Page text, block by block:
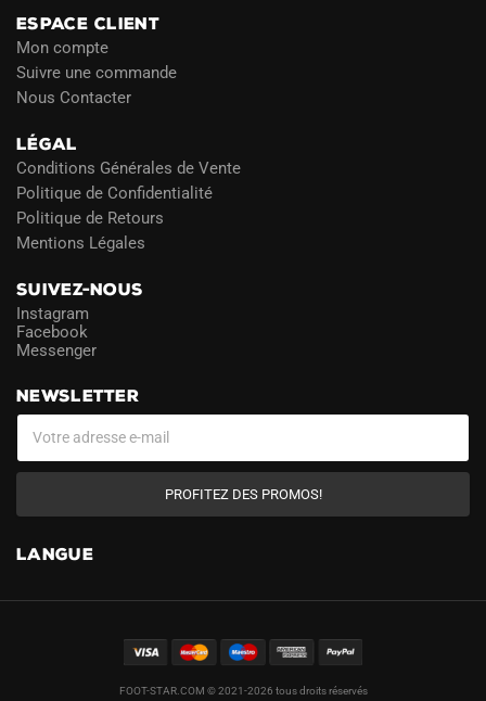
ESPACE CLIENT
Mon compte
Suivre une commande
Nous Contacter
LÉGAL
Conditions Générales de Vente
Politique de Confidentialité
Politique de Retours
Mentions Légales
SUIVEZ-NOUS
Instagram
Facebook
Messenger
NEWSLETTER
PROFITEZ DES PROMOS!
LANGUE
FOOT-STAR.COM © 2021-2026 tous droits réservés